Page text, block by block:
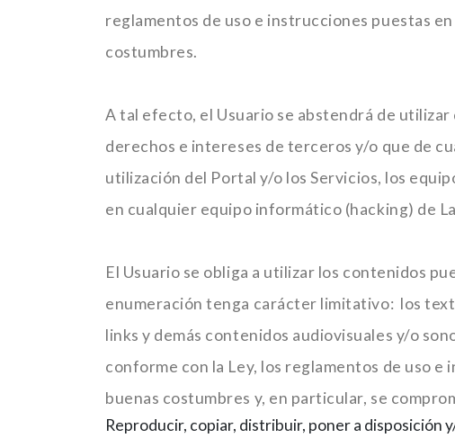
reglamentos de uso e instrucciones puestas
costumbres.
A tal efecto, el Usuario se abstendrá de
derechos e intereses de terceros y/o que de
utilización del Portal y/o los Servicios, los
en cualquier equipo informático (hacking) de
El Usuario se obliga a utilizar los contenidos
enumeración tenga carácter limitativo: los
links y demás contenidos audiovisuales y/o
conforme con la Ley, los reglamentos de uso
buenas costumbres y, en particular, se
Reproducir, copiar, distribuir, poner a